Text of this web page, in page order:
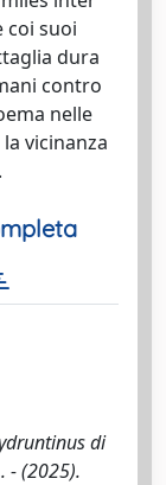
coi suoi
dura
contro
nelle
vicinanza
di
- (2025).